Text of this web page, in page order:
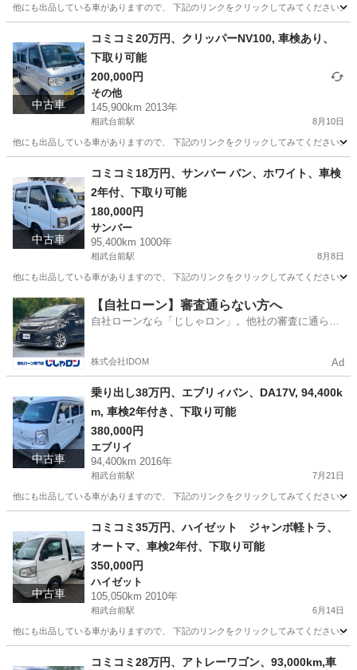
他にも出品している車がありますので、 下記のリンクをクリックしてみてください。
相武台前駅 その他
中古車
コミコミ20万円、クリッパーNV100, 車検あり、
下取り可能
200,000円
その他
145,900km 2013年
相武台前駅 8月10日
他にも出品している車がありますので、 下記のリンクをクリックしてみてください。
相武台前駅 その他 クリッパー
中古車
コミコミ18万円、サンバー バン、ホワイト、車検
2年付、下取り可能
180,000円
サンバー
95,400km 1000年
相武台前駅 8月8日
他にも出品している車がありますので、 下記のリンクをクリックしてみてください。
神奈川 相模原市 相武台前駅 サンバー バン
【自社ローン】審査通らない方へ
自社ローンなら「じしゃロン」。他社の審査に通らな
株式会社IDOM Ad
中古車
乗り出し38万円、エブリィバン、DA17V, 94,400k
m, 車検2年付き、下取り可能
380,000円
エブリイ
94,400km 2016年
相武台前駅 7月21日
他にも出品している車がありますので、 下記のリンクをクリックしてみてください。
相武台前駅 エブリイ エブリィバン
中古車
コミコミ35万円、ハイゼット ジャンボ軽トラ、
オートマ、車検2年付、下取り可能
350,000円
ハイゼット
105,050km 2010年
相武台前駅 6月14日
他にも出品している車がありますので、 下記のリンクをクリックしてみてください。
相武台前駅 ハイゼット ジャンボ
コミコミ28万円、アトレーワゴン、93,000km,車